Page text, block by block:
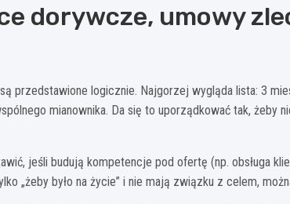
dorywcze, umowy
przedstawione logicznie. Najgorzej wygląda lista: 3
mianownika. Da się to uporządkować tak, żeby
jeśli budują kompetencje pod ofertę (np. obsługa
„żeby było na życie” i nie mają związku z celem,